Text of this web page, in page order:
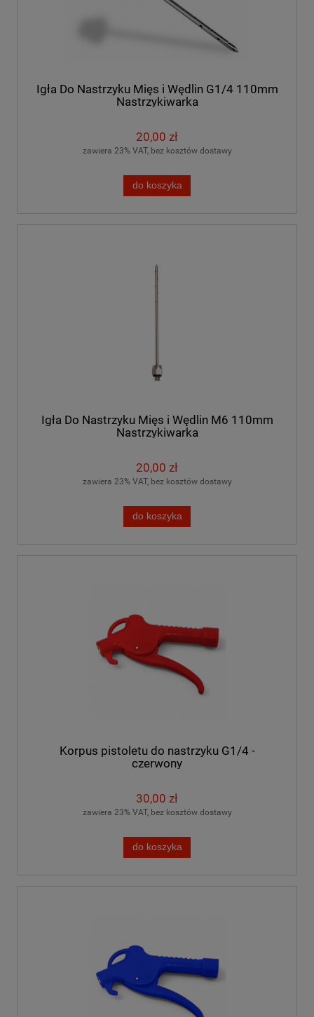
Igła Do Nastrzyku Mięs i Wędlin G1/4 110mm
Nastrzykiwarka
20,00 zł
zawiera 23% VAT, bez kosztów dostawy
do koszyka
Igła Do Nastrzyku Mięs i Wędlin M6 110mm
Nastrzykiwarka
20,00 zł
zawiera 23% VAT, bez kosztów dostawy
do koszyka
Korpus pistoletu do nastrzyku G1/4 -
czerwony
30,00 zł
zawiera 23% VAT, bez kosztów dostawy
do koszyka